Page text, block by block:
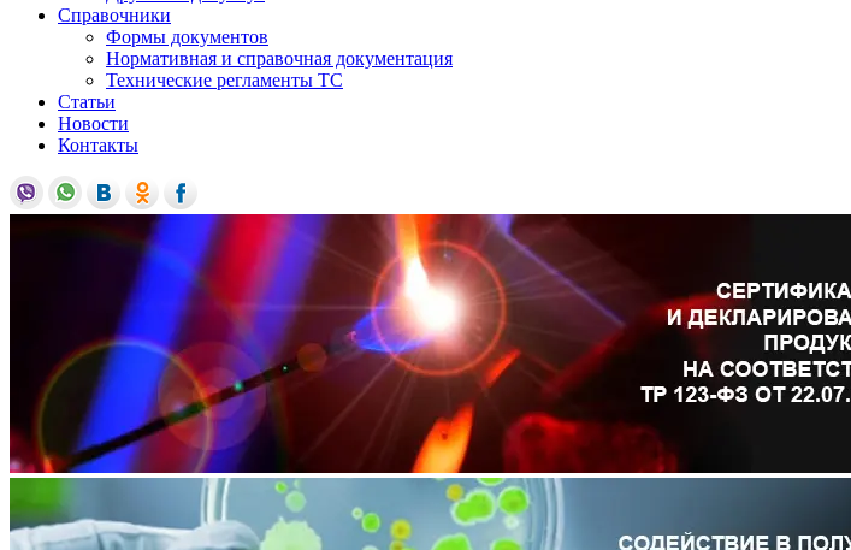
Справочники
Формы документов
Нормативная и справочная документация
Технические регламенты ТС
Статьи
Новости
Контакты